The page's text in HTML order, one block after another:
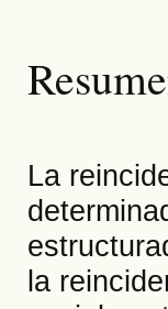
La
la